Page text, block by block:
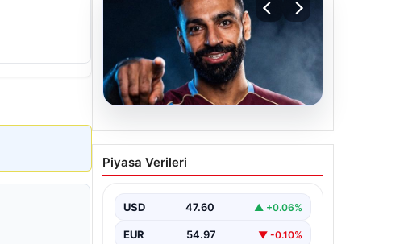
05.08.2026
Mohamed Salah
transferinin detayları
Piyasa Verileri
USD 47.60 ▲ +0.06%
EUR 54.97 ▼ -0.10%